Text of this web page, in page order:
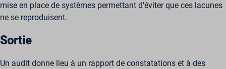
mise en place de systèmes permettant d'éviter que ces lacunes
ne se reproduisent.
Sortie
Un audit donne lieu à un rapport de constatations et à des